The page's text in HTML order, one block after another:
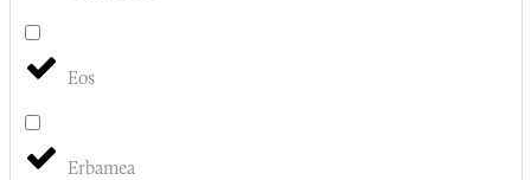
Eos
Erbamea